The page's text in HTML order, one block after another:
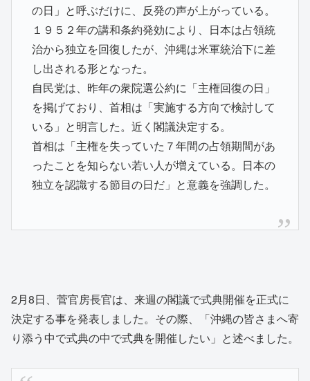
の日」と呼ぶだけに、反発の声が上がっている。
１９５２年の講和条約発効により、日本は占領統
治から独立を回復したが、沖縄は米軍統治下に差
し出される形となった。
自民党は、昨年の衆院選公約に「主権回復の日」
を掲げており、首相は「実施する方向で検討して
いる」と明言した。近く閣議決定する。
首相は「主権を失っていた７年間の占領期間があ
ったことを知らない若い人が増えている。日本の
独立を認識する節目の日だ」と意義を強調した。
2月8日、菅官房長官は、来週の閣議で式典開催を正式に
決定する事を発表しました。その際、「沖縄の皆さまへ寄
り添う中で式典の中で式典を開催したい」と述べました。